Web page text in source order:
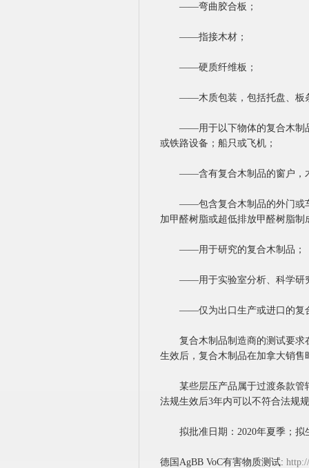
——弯曲胶合板；
——指接木材；
——硬质纤维板；
——木质包装，包括托盘、板
——用于以下物体的复合木制品
或铁路设备；船只或飞机；
——含有复合木制品的窗户，木
——包含复合木制品的外门或车
加甲醛树脂或超低排放甲醛树脂制
——用于研究的复合木制品；
——用于实验室分析、科学研究
——仅为出口生产或进口的复
复合木制品制造商的测试要求
生效后，复合木制品在加拿大销
某些层压产品属于过渡条款管
法规生效后3年内可以不符合法规
拟批准日期：2020年夏季；拟
德国AgBB VoC有害物质测试: